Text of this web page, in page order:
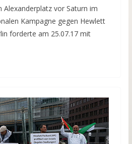
vor Saturn im
Kampagne gegen Hewlett
forderte am 25.07.17 mit